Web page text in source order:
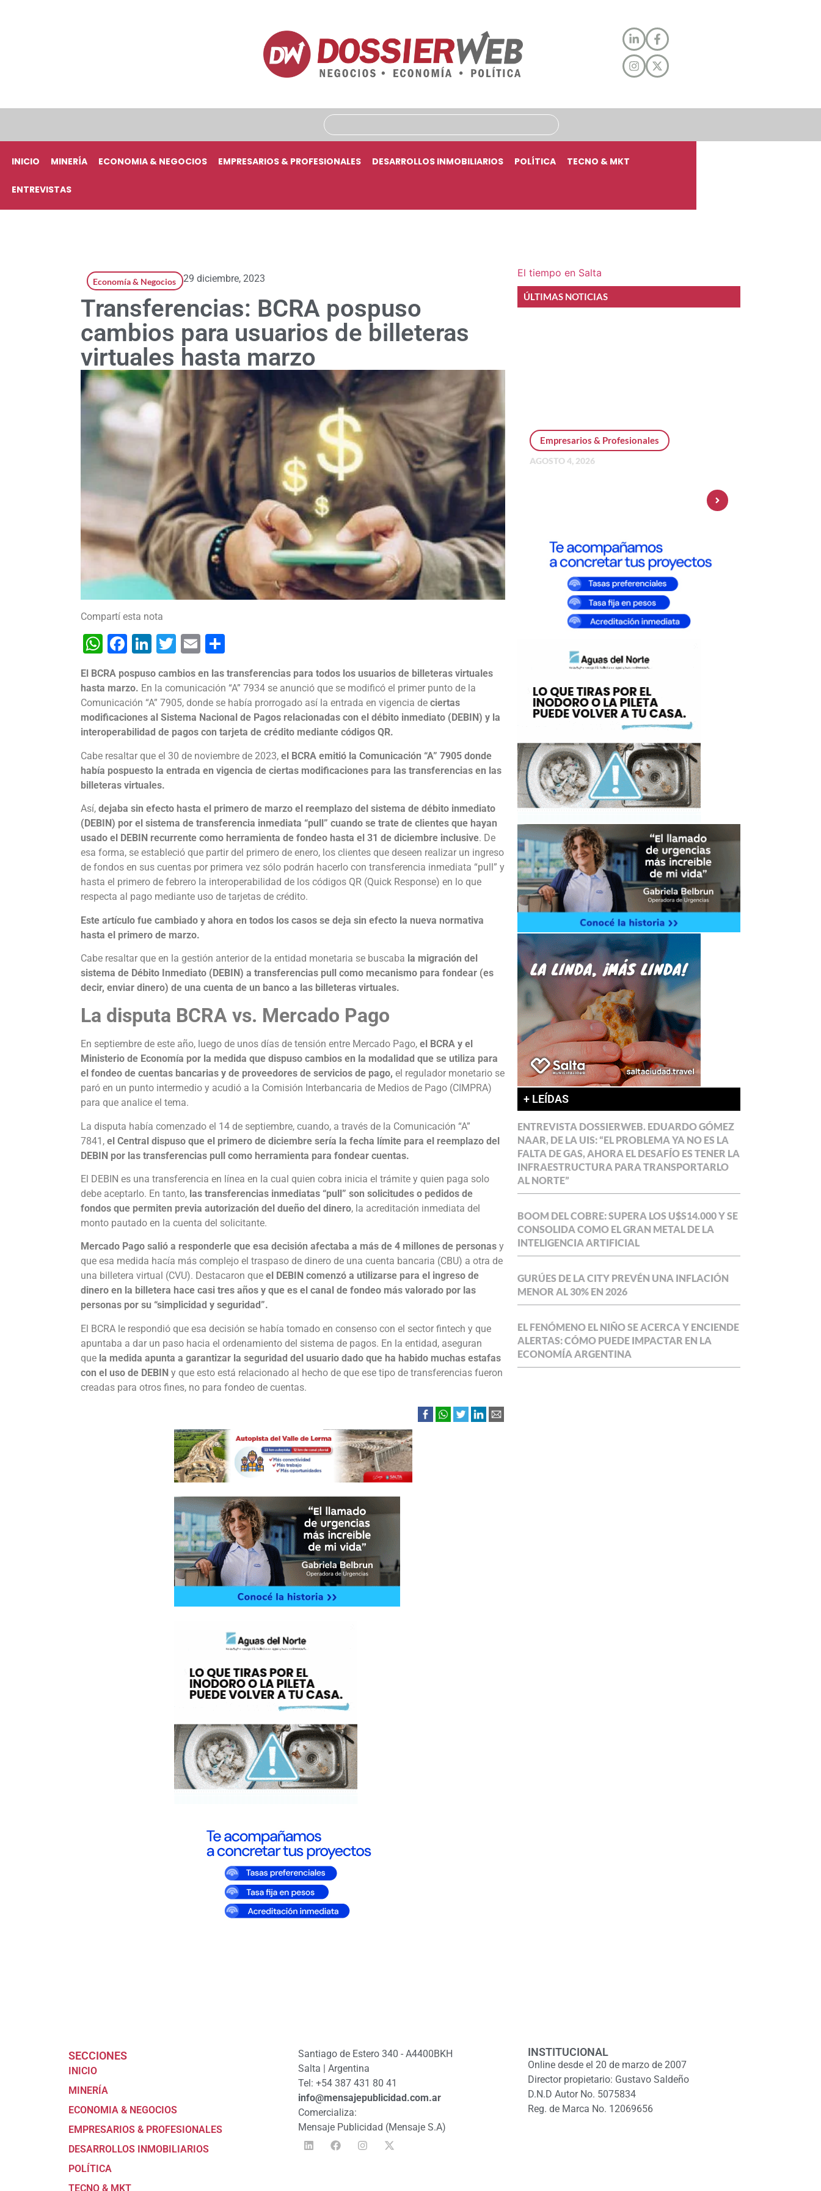
INICIO MINERÍA ECONOMIA & NEGOCIOS EMPRESARIOS & PROFESIONALES DESARROLLOS INMOBILIARIOS POLÍTICA TECNO & MKT
ENTREVISTAS
Economía & Negocios 29 diciembre, 2023
Transferencias: BCRA pospuso
cambios para usuarios de billeteras
virtuales hasta marzo
Compartí esta nota
WhatsApp
Facebook
LinkedIn
TwitterEmail
El BCRA pospuso cambios en las transferencias para todos los usuarios de billeteras virtuales
hasta marzo. En la comunicación “A” 7934 se anunció que se modificó el primer punto de la
Comunicación “A” 7905, donde se había prorrogado así la entrada en vigencia de ciertas
modificaciones al Sistema Nacional de Pagos relacionadas con el débito inmediato (DEBIN) y la
interoperabilidad de pagos con tarjeta de crédito mediante códigos QR.
Cabe resaltar que el 30 de noviembre de 2023, el BCRA emitió la Comunicación “A” 7905 donde
había pospuesto la entrada en vigencia de ciertas modificaciones para las transferencias en las
billeteras virtuales.
Así, dejaba sin efecto hasta el primero de marzo el reemplazo del sistema de débito inmediato
(DEBIN) por el sistema de transferencia inmediata “pull” cuando se trate de clientes que hayan
usado el DEBIN recurrente como herramienta de fondeo hasta el 31 de diciembre inclusive. De
esa forma, se estableció que partir del primero de enero, los clientes que deseen realizar un ingreso
de fondos en sus cuentas por primera vez sólo podrán hacerlo con transferencia inmediata “pull” y
hasta el primero de febrero la interoperabilidad de los códigos QR (Quick Response) en lo que
respecta al pago mediante uso de tarjetas de crédito.
Este artículo fue cambiado y ahora en todos los casos se deja sin efecto la nueva normativa
hasta el primero de marzo.
Cabe resaltar que en la gestión anterior de la entidad monetaria se buscaba la migración del
sistema de Débito Inmediato (DEBIN) a transferencias pull como mecanismo para fondear (es
decir, enviar dinero) de una cuenta de un banco a las billeteras virtuales.
La disputa BCRA vs. Mercado Pago
En septiembre de este año, luego de unos días de tensión entre Mercado Pago, el BCRA y el
Ministerio de Economía por la medida que dispuso cambios en la modalidad que se utiliza para
el fondeo de cuentas bancarias y de proveedores de servicios de pago, el regulador monetario se
paró en un punto intermedio y acudió a la Comisión Interbancaria de Medios de Pago (CIMPRA)
para que analice el tema.
La disputa había comenzado el 14 de septiembre, cuando, a través de la Comunicación “A”
7841, el Central dispuso que el primero de diciembre sería la fecha límite para el reemplazo del
DEBIN por las transferencias pull como herramienta para fondear cuentas.
El DEBIN es una transferencia en línea en la cual quien cobra inicia el trámite y quien paga solo
debe aceptarlo. En tanto, las transferencias inmediatas “pull” son solicitudes o pedidos de
fondos que permiten previa autorización del dueño del dinero, la acreditación inmediata del
monto pautado en la cuenta del solicitante.
Mercado Pago salió a responderle que esa decisión afectaba a más de 4 millones de personas y
que esa medida hacía más complejo el traspaso de dinero de una cuenta bancaria (CBU) a otra de
una billetera virtual (CVU). Destacaron que el DEBIN comenzó a utilizarse para el ingreso de
dinero en la billetera hace casi tres años y que es el canal de fondeo más valorado por las
personas por su “simplicidad y seguridad”.
El BCRA le respondió que esa decisión se había tomado en consenso con el sector fintech y que
apuntaba a dar un paso hacia el ordenamiento del sistema de pagos. En la entidad, aseguran
que la medida apunta a garantizar la seguridad del usuario dado que ha habido muchas estafas
con el uso de DEBIN y que esto está relacionado al hecho de que ese tipo de transferencias fueron
creadas para otros fines, no para fondeo de cuentas.
El tiempo en Salta
ÚLTIMAS NOTICIAS
Empresarios & Profesionales
AGOSTO 4, 2026
+ LEÍDAS
ENTREVISTA DOSSIERWEB. EDUARDO GÓMEZ
NAAR, DE LA UIS: “EL PROBLEMA YA NO ES LA
FALTA DE GAS, AHORA EL DESAFÍO ES TENER LA
INFRAESTRUCTURA PARA TRANSPORTARLO
AL NORTE”
BOOM DEL COBRE: SUPERA LOS U$S14.000 Y SE
CONSOLIDA COMO EL GRAN METAL DE LA
INTELIGENCIA ARTIFICIAL
GURÚES DE LA CITY PREVÉN UNA INFLACIÓN
MENOR AL 30% EN 2026
EL FENÓMENO EL NIÑO SE ACERCA Y ENCIENDE
ALERTAS: CÓMO PUEDE IMPACTAR EN LA
ECONOMÍA ARGENTINA
SECCIONES
INICIO
MINERÍA
ECONOMIA & NEGOCIOS
EMPRESARIOS & PROFESIONALES
DESARROLLOS INMOBILIARIOS
POLÍTICA
TECNO & MKT
Santiago de Estero 340 - A4400BKH
Salta | Argentina
Tel: +54 387 431 80 41
info@mensajepublicidad.com.ar
Comercializa:
Mensaje Publicidad (Mensaje S.A)
INSTITUCIONAL
Online desde el 20 de marzo de 2007
Director propietario: Gustavo Saldeño
D.N.D Autor No. 5075834
Reg. de Marca No. 12069656